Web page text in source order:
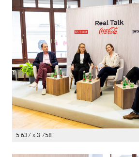
5 637 x 3 758